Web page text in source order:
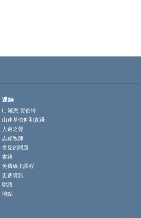
連結
L. 羅恩 賀伯特
山達基信仰和實踐
人道之聲
志願牧師
常見的問題
書籍
免費線上課程
更多資訊
聯絡
地點